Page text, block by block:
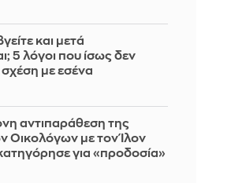
και μετά
5 λόγοι που ίσως δεν
με εσένα
αντιπαράθεση της
Οικολόγων με τον Ίλον
για «προδοσία»